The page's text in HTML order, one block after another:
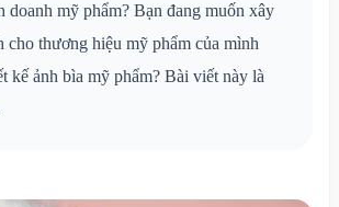
doanh mỹ phẩm? Bạn đang muốn xây
cho thương hiệu mỹ phẩm của mình
kế ảnh bìa mỹ phẩm? Bài viết này là